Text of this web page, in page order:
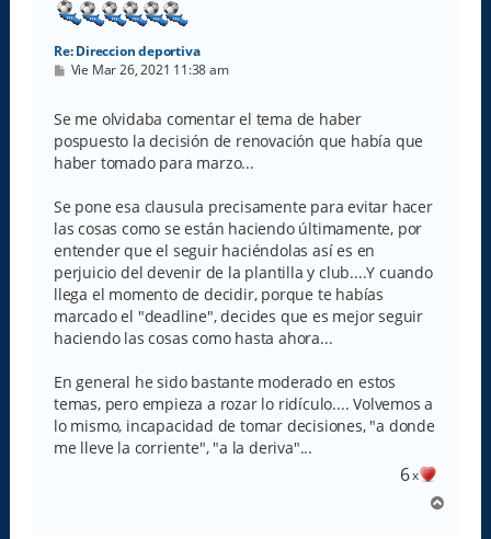
Re: Direccion deportiva
M
s
a
j
e
Vie Mar 26, 2021 11:38 am
Se me olvidaba comentar el tema de haber
pospuesto la decisión de renovación que había que
haber tomado para marzo...
Se pone esa clausula precisamente para evitar hacer
las cosas como se están haciendo últimamente, por
entender que el seguir haciéndolas así es en
perjuicio del devenir de la plantilla y club....Y cuando
llega el momento de decidir, porque te habías
marcado el "deadline", decides que es mejor seguir
haciendo las cosas como hasta ahora...
En general he sido bastante moderado en estos
temas, pero empieza a rozar lo ridículo.... Volvemos a
lo mismo, incapacidad de tomar decisiones, "a donde
me lleve la corriente", "a la deriva"...
6x